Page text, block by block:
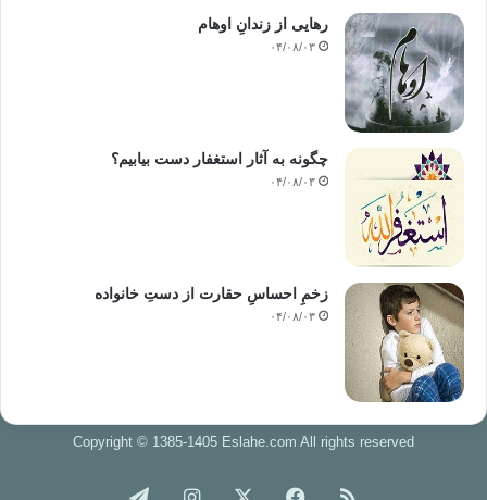
رهایی از زندانِ اوهام
۰۴/۰۸/۰۳
چگونه به آثار استغفار دست بیابیم؟
۰۴/۰۸/۰۳
زخمِ احساسِ حقارت از دستِ خانواده
۰۴/۰۸/۰۳
Copyright © 1385-1405 Eslahe.com All rights reserved